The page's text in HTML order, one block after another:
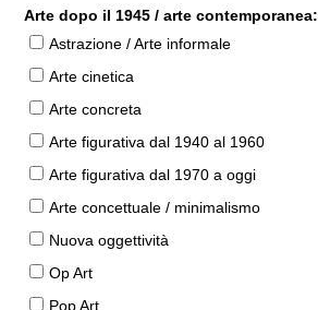
Arte dopo il 1945 / arte contemporanea:
Astrazione / Arte informale
Arte cinetica
Arte concreta
Arte figurativa dal 1940 al 1960
Arte figurativa dal 1970 a oggi
Arte concettuale / minimalismo
Nuova oggettività
Op Art
Pop Art